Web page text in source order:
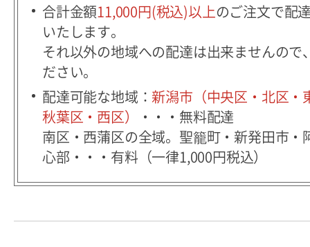
合計金額11,000円(税込)以上 のご注文で配
いたします。
それ以外の地域への配達は出来ませんので
ださい。
配達可能な地域： 新潟市（中央区・北区・
秋葉区・西区）
・・・無料配達
南区・西蒲区の全域。聖籠町・新発田市・
心部・・・有料（一律1,000円税込）